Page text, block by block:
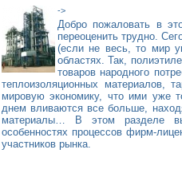
->
Добро пожаловать в
переоценить трудно.
(если не весь, то мир
областях. Так,
товаров народного
теплоизоляционных
мировую экономику, что ими уже
днем вливаются все больше,
материалы… В этом разделе
особенностях процессов фирм-
участников рынка.